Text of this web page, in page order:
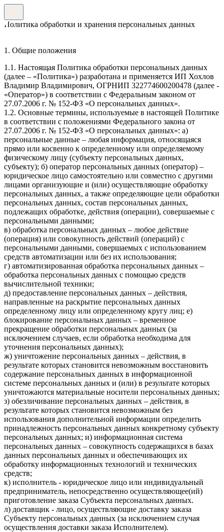
Политика обработки и хранения персональных данных
1. Общие положения
1.1. Настоящая Политика обработки персональных данных
(далее – «Политика») разработана и применяется ИП Хохлов
Владимир Владимирович, ОГРНИП 322774600200478 (далее -
«Оператор») в соответствии с Федеральным законом от
27.07.2006 г. № 152-ФЗ «О персональных данных».
1.2. Основные термины, используемые в настоящей Политике
в соответствии с положениями Федерального закона от
27.07.2006 г. № 152-ФЗ «О персональных данных»: а)
персональные данные – любая информация, относящаяся
прямо или косвенно к определенному или определяемому
физическому лицу (субъекту персональных данных,
субъекту); б) оператор персональных данных (оператор) –
юридическое лицо самостоятельно или совместно с другими
лицами организующие и (или) осуществляющие обработку
персональных данных, а также определяющие цели обработки
персональных данных, состав персональных данных,
подлежащих обработке, действия (операции), совершаемые с
персональными данными;
в) обработка персональных данных – любое действие
(операция) или совокупность действий (операций) с
персональными данными, совершаемых с использованием
средств автоматизации или без их использования;
г) автоматизированная обработка персональных данных –
обработка персональных данных с помощью средств
вычислительной техники;
д) предоставление персональных данных – действия,
направленные на раскрытие персональных данных
определенному лицу или определенному кругу лиц; е)
блокирование персональных данных – временное
прекращение обработки персональных данных (за
исключением случаев, если обработка необходима для
уточнения персональных данных);
ж) уничтожение персональных данных – действия, в
результате которых становится невозможным восстановить
содержание персональных данных в информационной
системе персональных данных и (или) в результате которых
уничтожаются материальные носители персональных данных;
з) обезличивание персональных данных – действия, в
результате которых становится невозможным без
использования дополнительной информации определить
принадлежность персональных данных конкретному субъекту
персональных данных; и) информационная система
персональных данных – совокупность содержащихся в базах
данных персональных данных и обеспечивающих их
обработку информационных технологий и технических
средств;
к) исполнитель - юридическое лицо или индивидуальный
предприниматель, непосредственно осуществляющее(ий)
приготовление заказа Субъекта персональных данных.
л) доставщик - лицо, осуществляющие доставку заказа
Субъекту персональных данных (за исключением случая
осуществления доставки заказа Исполнителем).